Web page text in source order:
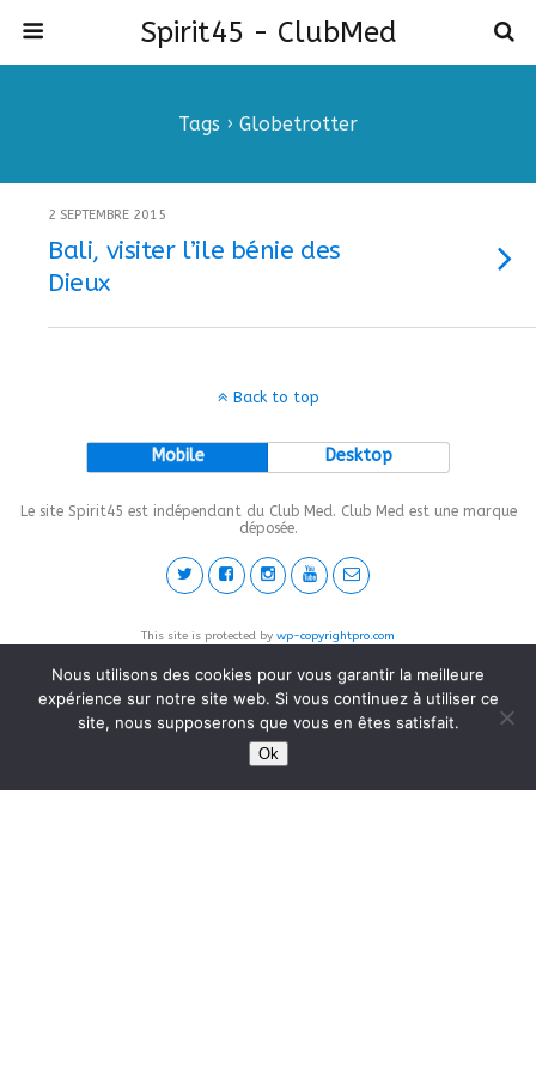
Spirit45 - ClubMed
Tags › Globetrotter
2 SEPTEMBRE 2015
Bali, visiter l’ile bénie des
Dieux
Back to top
Mobile Desktop
Le site Spirit45 est indépendant du Club Med. Club Med est une marque
déposée.
This site is protected by wp-copyrightpro.com
Nous utilisons des cookies pour vous garantir la meilleure
expérience sur notre site web. Si vous continuez à utiliser ce
site, nous supposerons que vous en êtes satisfait.
Ok